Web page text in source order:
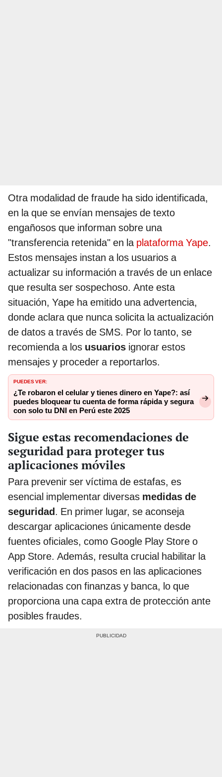
Otra modalidad de fraude ha sido identificada,
en la que se envían mensajes de texto
engañosos que informan sobre una
"transferencia retenida" en la plataforma Yape.
Estos mensajes instan a los usuarios a
actualizar su información a través de un enlace
que resulta ser sospechoso. Ante esta
situación, Yape ha emitido una advertencia,
donde aclara que nunca solicita la actualización
de datos a través de SMS. Por lo tanto, se
recomienda a los usuarios ignorar estos
mensajes y proceder a reportarlos.
PUEDES VER:
¿Te robaron el celular y tienes dinero en Yape?: así
puedes bloquear tu cuenta de forma rápida y segura
con solo tu DNI en Perú este 2025
Sigue estas recomendaciones de
seguridad para proteger tus
aplicaciones móviles
Para prevenir ser víctima de estafas, es
esencial implementar diversas medidas de
seguridad. En primer lugar, se aconseja
descargar aplicaciones únicamente desde
fuentes oficiales, como Google Play Store o
App Store. Además, resulta crucial habilitar la
verificación en dos pasos en las aplicaciones
relacionadas con finanzas y banca, lo que
proporciona una capa extra de protección ante
posibles fraudes.